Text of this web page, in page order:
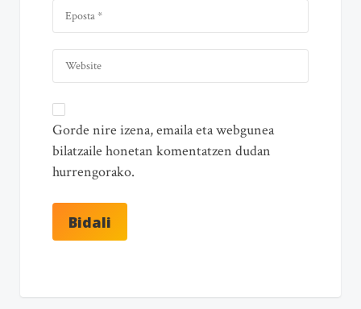
Gorde nire izena, emaila eta webgunea
bilatzaile honetan komentatzen dudan
hurrengorako.